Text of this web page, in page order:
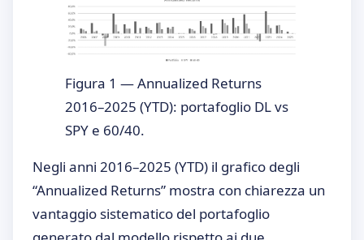
Figura 1 — Annualized Returns
2016–2025 (YTD): portafoglio DL vs
SPY e 60/40.
Negli anni 2016–2025 (YTD) il grafico degli
“Annualized Returns” mostra con chiarezza un
vantaggio sistematico del portafoglio